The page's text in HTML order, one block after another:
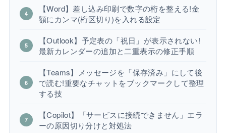
【Word】差し込み印刷で数字の桁を整える!金
額にカンマ(桁区切り)を入れる設定
【Outlook】予定表の「祝日」が表示されない!
最新カレンダーの追加と二重表示の修正手順
【Teams】メッセージを「保存済み」にして後
で読む!重要なチャットをブックマークして整理
する技
【Copilot】「サービスに接続できません」エラ
ーの原因切り分けと対処法